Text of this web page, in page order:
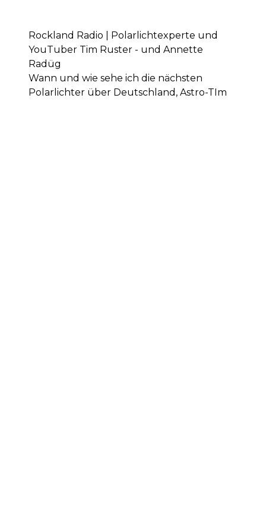
Rockland Radio | Polarlichtexperte und
YouTuber Tim Ruster - und Annette
Radüg
Wann und wie sehe ich die nächsten
Polarlichter über Deutschland, Astro-TIm